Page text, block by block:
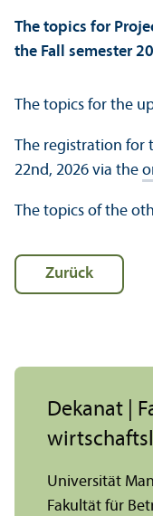
The topics for
the Fall semester
The topics for the
The registration for
22nd, 2026 via the
The topics of the
Zurück
Dekanat |
Universität
Fakultät für